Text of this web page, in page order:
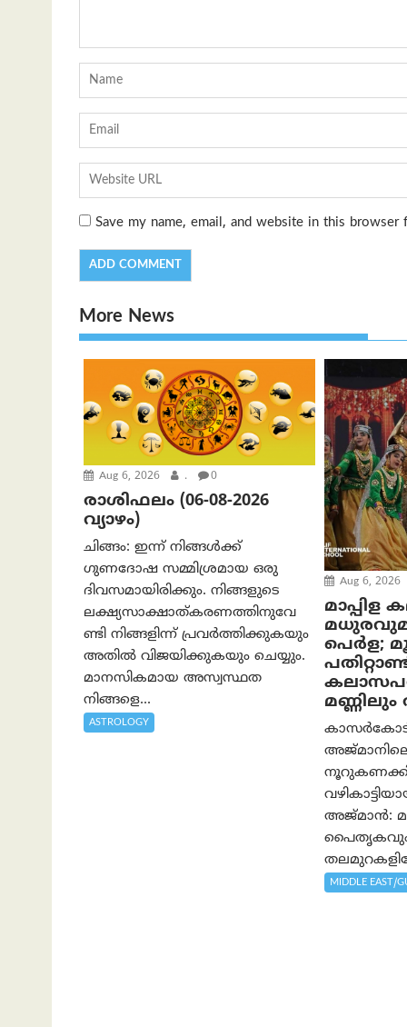
Save my name, email, and website in this
More News
Aug 6, 2026 . 0
രാശിഫലം (06-08-2026
വ്യാഴം)
ചിങ്ങം: ഇന്ന് നിങ്ങൾക്ക്
ഗുണദോഷ സമ്മിശ്രമായ ഒരു
ദിവസമായിരിക്കും. നിങ്ങളുടെ
ലക്ഷ്യസാക്ഷാത്കരണത്തിനുവേ
ണ്ടി നിങ്ങളിന്ന് പ്രവർത്തിക്കുകയും
അതില്‍ വിജയിക്കുകയും ചെയ്യും.
മാനസികമായ അസ്വസ്ഥത
നിങ്ങളെ...
ASTROLOGY
Aug 6, 2026
മാപ്പിള
പെർള;
മണ്ണിലും
അജ്മാൻ:
പൈതൃകവും
MIDDLE EAST/